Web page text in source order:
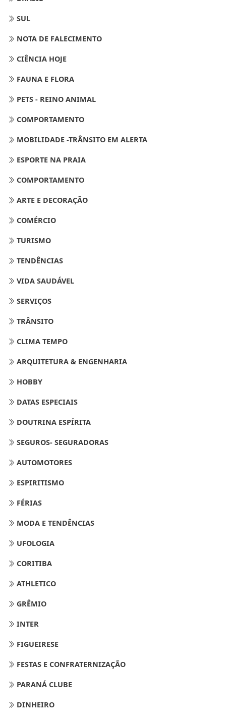
SUL
NOTA DE FALECIMENTO
CIÊNCIA HOJE
FAUNA E FLORA
PETS - REINO ANIMAL
COMPORTAMENTO
MOBILIDADE -TRÂNSITO EM ALERTA
ESPORTE NA PRAIA
COMPORTAMENTO
ARTE E DECORAÇÃO
COMÉRCIO
TURISMO
TENDÊNCIAS
VIDA SAUDÁVEL
SERVIÇOS
TRÂNSITO
CLIMA TEMPO
ARQUITETURA & ENGENHARIA
HOBBY
DATAS ESPECIAIS
DOUTRINA ESPÍRITA
SEGUROS- SEGURADORAS
AUTOMOTORES
ESPIRITISMO
FÉRIAS
MODA E TENDÊNCIAS
UFOLOGIA
CORITIBA
ATHLETICO
GRÊMIO
INTER
FIGUEIRESE
FESTAS E CONFRATERNIZAÇÃO
PARANÁ CLUBE
DINHEIRO